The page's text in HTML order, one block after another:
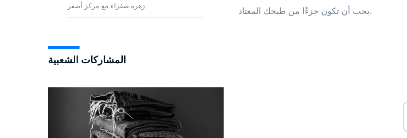
زهرة صفراء مع مركز أصفر
المشاركات الشعبية
يجب أن تكون جزءًا من طبخك المعتاد.